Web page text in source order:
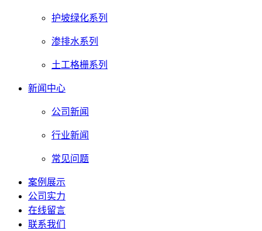
护坡绿化系列
渗排水系列
土工格栅系列
新闻中心
公司新闻
行业新闻
常见问题
案例展示
公司实力
在线留言
联系我们